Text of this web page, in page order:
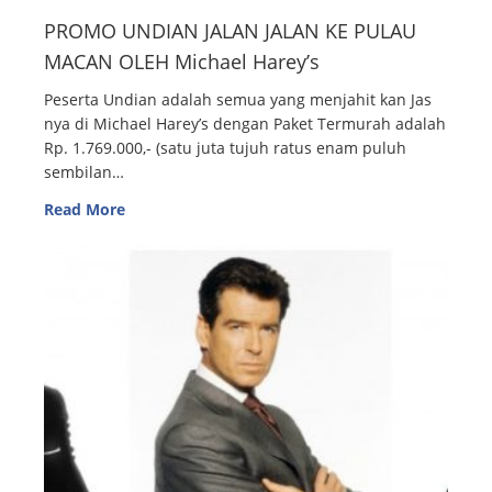
PROMO UNDIAN JALAN JALAN KE PULAU
MACAN OLEH Michael Harey’s
Peserta Undian adalah semua yang menjahit kan Jas
nya di Michael Harey’s dengan Paket Termurah adalah
Rp. 1.769.000,- (satu juta tujuh ratus enam puluh
sembilan…
Read More